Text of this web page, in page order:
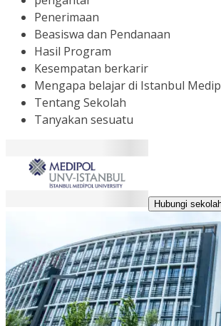
Penerimaan
Beasiswa dan Pendanaan
Hasil Program
Kesempatan berkarir
Mengapa belajar di Istanbul
Tentang Sekolah
Tanyakan sesuatu
Hubungi